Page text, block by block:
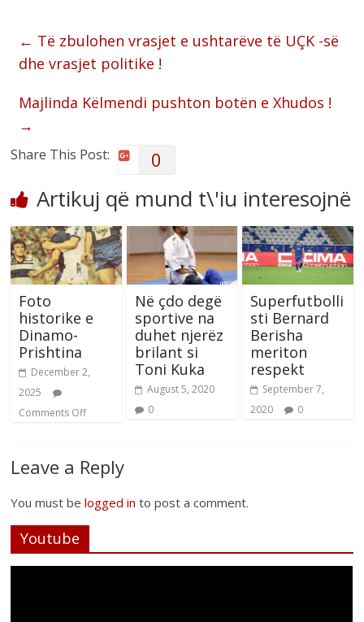
← Të zbulohen vrasjet e ushtarëve të UÇK -së
dhe vrasjet politike !
Majlinda Këlmendi pushton botën e Xhudos !
→
Share This Post: 0
Artikuj që mund t\'iu interesojnë
Foto
historike e
Dinamo-
Prishtina
December 2,
2025
Comments Off
Në çdo degë
sportive na
duhet njerëz
brilant si
Toni Kuka
August 5, 2020
0
Superfutbolli
sti Bernard
Berisha
meriton
respekt
September 7,
2020
0
Leave a Reply
You must belogged in to post a comment.
Youtube